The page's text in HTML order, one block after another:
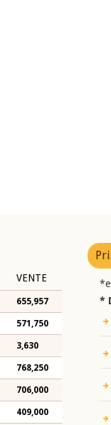
VENTE
655,957
571,750
3,630
768,250
706,000
409,000
*